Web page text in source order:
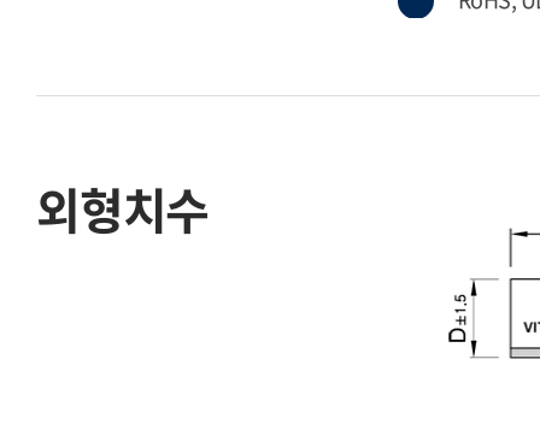
외형치수